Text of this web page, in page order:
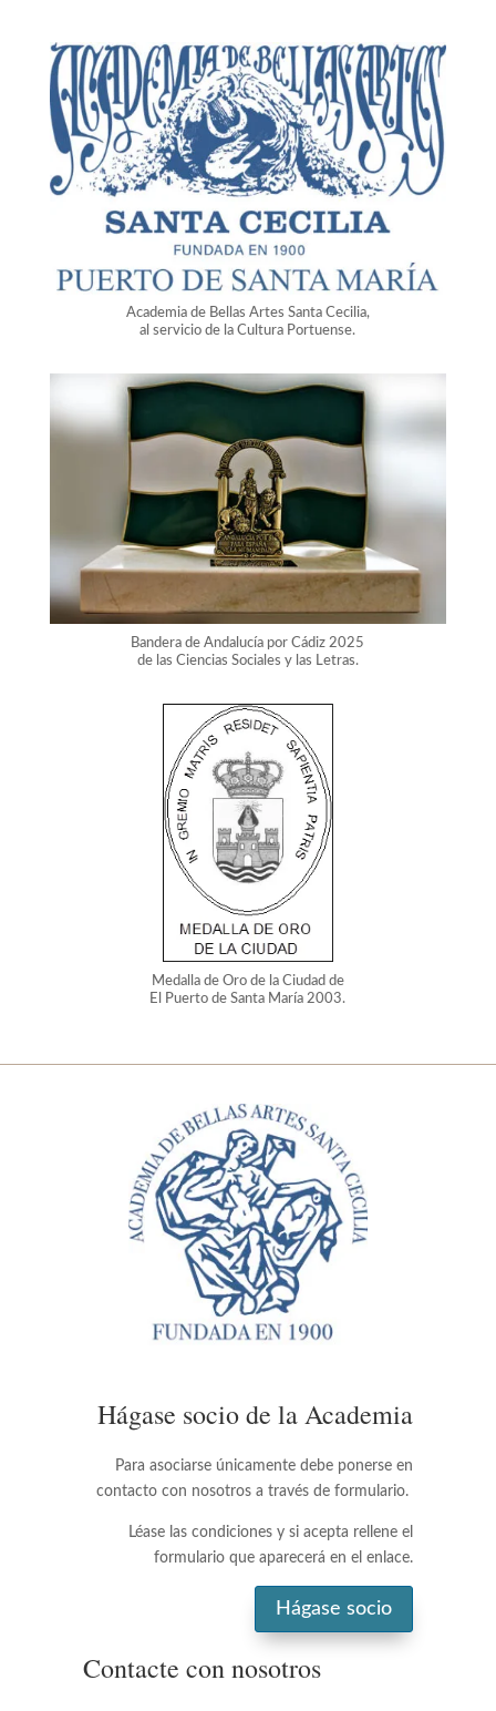
Academia de Bellas Artes Santa Cecilia,
al servicio de la Cultura Portuense.
Bandera de Andalucía por Cádiz 2025
de las Ciencias Sociales y las Letras.
Medalla de Oro de la Ciudad de
El Puerto de Santa María 2003.
Hágase socio de la Academia
Para asociarse únicamente debe ponerse en
contacto con nosotros a través de formulario.
Léase las condiciones y si acepta rellene el
formulario que aparecerá en el enlace.
Hágase socio
Contacte con nosotros